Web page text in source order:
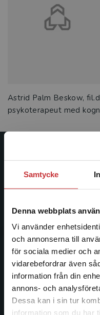
Samtycke
Denna webbplats
Vi använder
och annonserna till
för sociala medier och
vidarebefordrar även
information från din
annons- och
Dessa kan i sin tur
information som du har
Astrid Palm Beskow,
psykoterapeut med
Studentlitteratur
Studentlitteratur
facklitteratur,
informationstjänster i
längs hela
Kontakta oss
Kontakta oss
046-31 20 00